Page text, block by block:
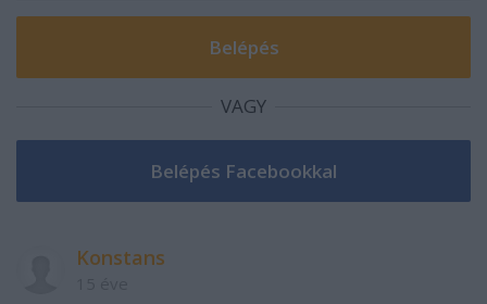
VAGY
Konstans